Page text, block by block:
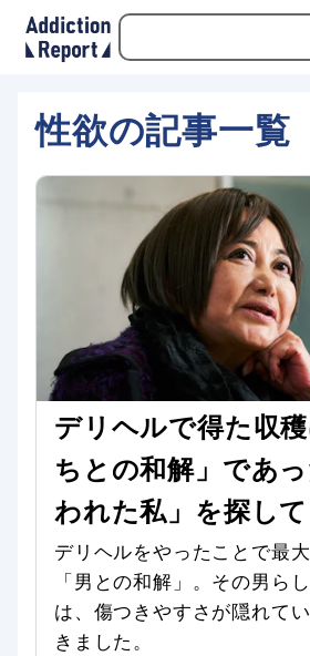
性欲の記事一覧
デリヘルで得た収
ちとの和解」であ
われた私」を探して
デリヘルをやったことで最大
「男との和解」。その男ら
は、傷つきやすさが隠れて
きました。